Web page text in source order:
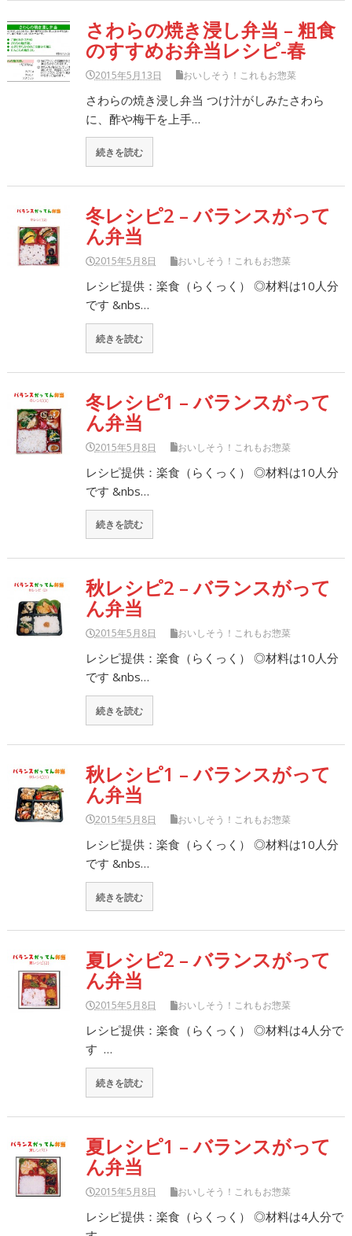
さわらの焼き浸し弁当 – 粗食
のすすめお弁当レシピ-春
2015年5月13日 おいしそう！これもお惣菜
さわらの焼き浸し弁当 つけ汁がしみたさわら
に、酢や梅干を上手…
続きを読む
冬レシピ2 – バランスがって
ん弁当
2015年5月8日 おいしそう！これもお惣菜
レシピ提供：楽食（らくっく） ◎材料は10人分
です &nbs…
続きを読む
冬レシピ1 – バランスがって
ん弁当
2015年5月8日 おいしそう！これもお惣菜
レシピ提供：楽食（らくっく） ◎材料は10人分
です &nbs…
続きを読む
秋レシピ2 – バランスがって
ん弁当
2015年5月8日 おいしそう！これもお惣菜
レシピ提供：楽食（らくっく） ◎材料は10人分
です &nbs…
続きを読む
秋レシピ1 – バランスがって
ん弁当
2015年5月8日 おいしそう！これもお惣菜
レシピ提供：楽食（らくっく） ◎材料は10人分
です &nbs…
続きを読む
夏レシピ2 – バランスがって
ん弁当
2015年5月8日 おいしそう！これもお惣菜
レシピ提供：楽食（らくっく） ◎材料は4人分で
す …
続きを読む
夏レシピ1 – バランスがって
ん弁当
2015年5月8日 おいしそう！これもお惣菜
レシピ提供：楽食（らくっく） ◎材料は4人分で